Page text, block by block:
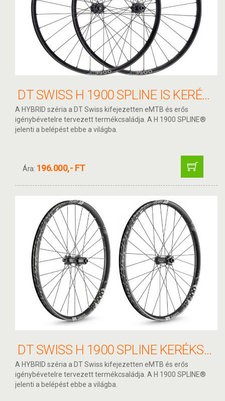
DT SWISS H 1900 SPLINE IS KERÉKSZETT 27.5" 15/110 - 12/148 LN ACÉL 35MM MICRO
A HYBRID széria a DT Swiss kifejezetten eMTB és erős
igénybévetelre tervezett termékcsaládja. A H 1900 SPLINE®
jelenti a belépést ebbe a világba.
Ára: 196.000,- FT
DT SWISS H 1900 SPLINE KERÉKSZETT 27.5" 15/110 - 12/148 MICROSPLINE ACÉL 30MM
A HYBRID széria a DT Swiss kifejezetten eMTB és erős
igénybévetelre tervezett termékcsaládja. A H 1900 SPLINE®
jelenti a belépést ebbe a világba.